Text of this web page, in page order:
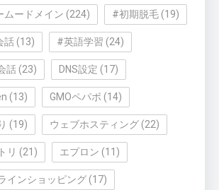
ムードメイン (224) #初期脱毛(19)
話(13) #英語学習 (24)
話(23) DNS設定 (17)
(13) GMOペパボ (14)
(19) ウェブホスティング(22)
リ (21) エプロン (11)
インショッピング(17)